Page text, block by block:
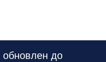
обновлен до